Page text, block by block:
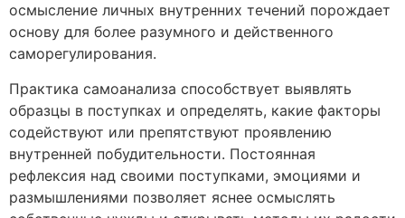
осмысление личных внутренних течений порождает
основу для более разумного и действенного
саморегулирования.
Практика самоанализа способствует выявлять
образцы в поступках и определять, какие факторы
содействуют или препятствуют проявлению
внутренней побудительности. Постоянная
рефлексия над своими поступками, эмоциями и
размышлениями позволяет яснее осмыслять